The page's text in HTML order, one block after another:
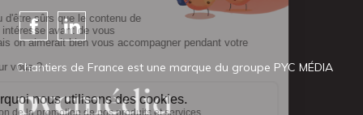
Chantiers de France est une marque du groupe PYC MÉDIA